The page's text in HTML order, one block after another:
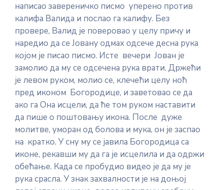
написао завереничко писмо уперено против
калифа Валида и послао га калифу. Без
провере, Валид је поверовао у целу причу и
наредио да се Јовану одмах одсече десна рука
којом је писао писмо. Исте вечери Јован је
замолио да му се одсечена рука врати. Држећи
је левом руком, молио се, клечећи целу ноћ
пред иконом Богородице, и заветовао се да
ако га Она исцели, да ће том руком наставити
да пише о поштовању икона. После дуже
молитве, уморан од болова и мука, он је заспао
на кратко. У сну му се јавила Богородица са
иконе, рекавши му да га је исцелила и да одржи
обећање. Када се пробудио видео је да му је
рука срасла. У знак захвалности је на доњој